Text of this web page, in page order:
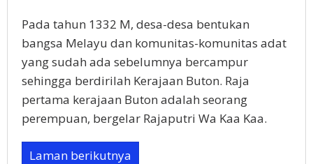
Pada tahun 1332 M, desa-desa bentukan
bangsa Melayu dan komunitas-komunitas adat
yang sudah ada sebelumnya bercampur
sehingga berdirilah Kerajaan Buton. Raja
pertama kerajaan Buton adalah seorang
perempuan, bergelar Rajaputri Wa Kaa Kaa.
Laman berikutnya